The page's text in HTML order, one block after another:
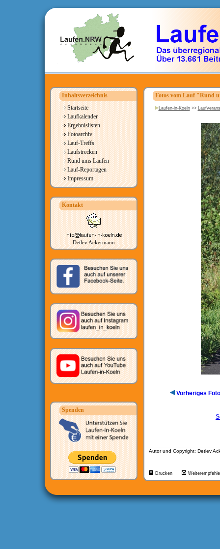
Inhaltsverzeichnis
Startseite
Laufkalender
Ergebnislisten
Fotoarchiv
Lauf-Treffs
Laufstrecken
Rund ums Laufen
Lauf-Reportagen
Impressum
Kontakt
Detlev Ackermann
Spenden
Fotos vom Lauf "Rund
Laufen-in-Koeln>>
Vorheriges Foto
Autor und Copyright: Detlev
Drucken